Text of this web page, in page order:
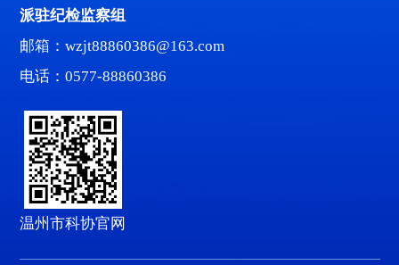
派驻纪检监察组
邮箱：wzjt88860386@163.com
电话：0577-88860386
温州市科协官网